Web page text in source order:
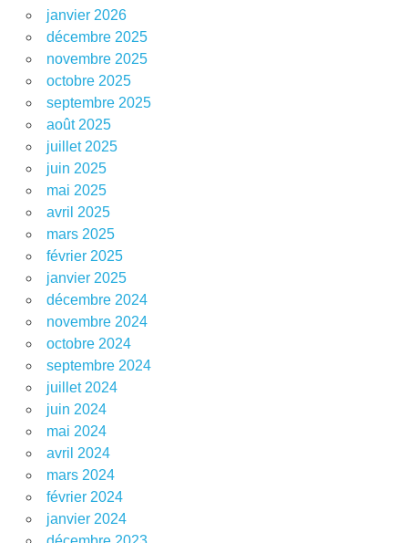
janvier 2026
décembre 2025
novembre 2025
octobre 2025
septembre 2025
août 2025
juillet 2025
juin 2025
mai 2025
avril 2025
mars 2025
février 2025
janvier 2025
décembre 2024
novembre 2024
octobre 2024
septembre 2024
juillet 2024
juin 2024
mai 2024
avril 2024
mars 2024
février 2024
janvier 2024